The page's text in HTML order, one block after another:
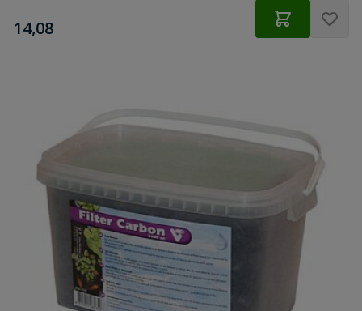
€
14,08